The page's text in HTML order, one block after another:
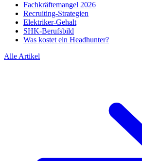
Fachkräftemangel 2026
Recruiting-Strategien
Elektriker-Gehalt
SHK-Berufsbild
Was kostet ein Headhunter?
Alle Artikel